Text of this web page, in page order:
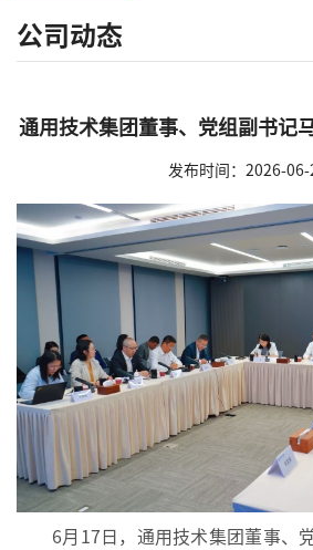
公司动态
通用技术集团董事、党组副书记
发布时间：2026-06-
6月17日，通用技术集团董事、